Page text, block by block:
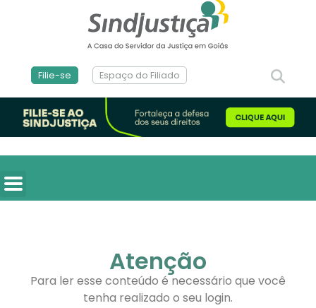
Filie-se Espaço do Filiado
Atenção
Para ler esse conteúdo é necessário que você
tenha realizado o seu login.